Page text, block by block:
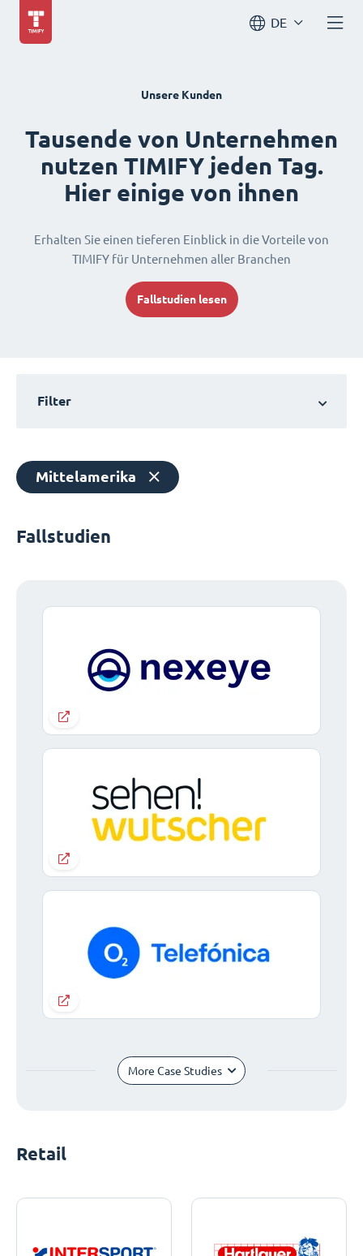
DE
Unsere Kunden
Tausende von Unternehmen
nutzen TIMIFY jeden Tag.
Hier einige von ihnen
Erhalten Sie einen tieferen Einblick in die Vorteile von
TIMIFY für Unternehmen aller Branchen
Fallstudien lesen
Filter
Mittelamerika
Fallstudien
More Case Studies
Retail